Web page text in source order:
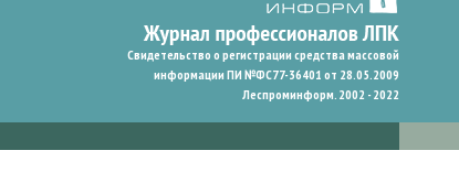
Свидетельство о регистрации средства массовой
информации ПИ №ФС77-36401 от 28.05.2009
Леспроминформ. 2002 - 2022